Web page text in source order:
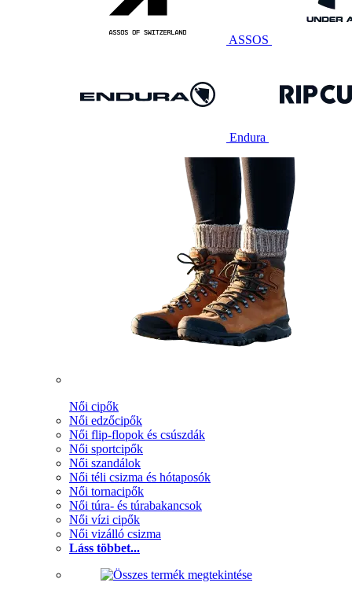
ASSOS
Endura
Női cipők
Női edzőcipők
Női flip-flopok és csúszdák
Női sportcipők
Női szandálok
Női téli csizma és hótaposók
Női tornacipők
Női túra- és túrabakancsok
Női vízi cipők
Női vizálló csizma
Láss többet...